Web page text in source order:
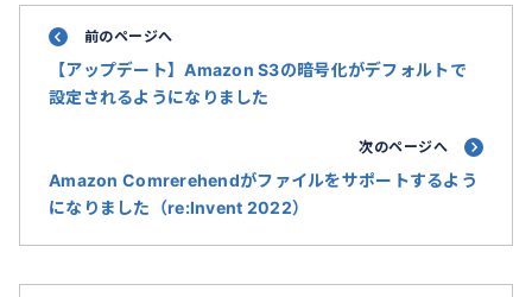
前のページへ
【アップデート】Amazon S3の暗号化がデフォルトで
設定されるようになりました
次のページへ
Amazon Comrerehendがファイルをサポートするよう
になりました（re:Invent 2022）